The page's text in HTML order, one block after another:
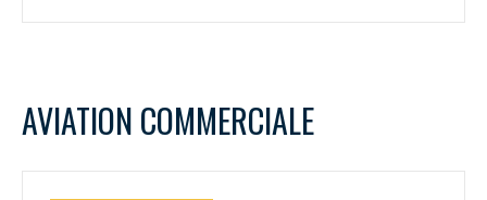
AVIATION COMMERCIALE